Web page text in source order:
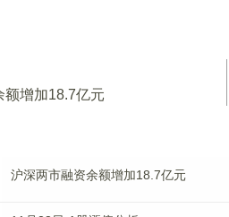
额增加18.7亿元
沪深两市融资余额增加18.7亿元